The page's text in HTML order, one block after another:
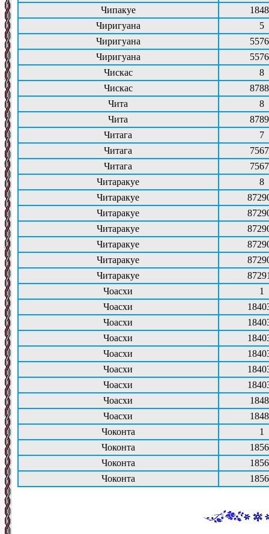
Чипакуе
Чиригуана
5
Чиригуана
Чиригуана
Чискас
8
Чискас
Чита
8
Чита
Читага
7
Читага
Читага
Читаракуе
8
Читаракуе
Читаракуе
Читаракуе
Читаракуе
Читаракуе
Читаракуе
Чоасхи
1
Чоасхи
Чоасхи
Чоасхи
Чоасхи
Чоасхи
Чоасхи
Чоасхи
Чоасхи
Чоконта
1
Чоконта
Чоконта
Чоконта